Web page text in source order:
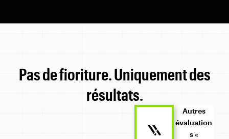
Pas de fioriture. Uniquement des
résultats.
Autres
évaluation
s «